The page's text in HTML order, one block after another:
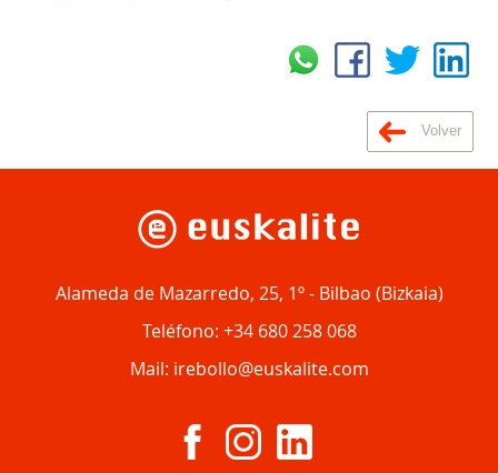
Volver
Alameda de Mazarredo, 25, 1º- Bilbao (Bizkaia)
Teléfono: +34 680 258 068
Mail: irebollo@euskalite.com